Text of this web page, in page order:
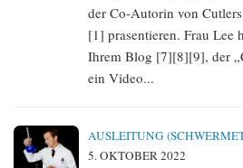
der Co-Autorin von
[1] prasentieren. Frau
Ihrem Blog [7][8][9], der
ein Video...
AUSLEITUNG
5. OKTOBER 2022